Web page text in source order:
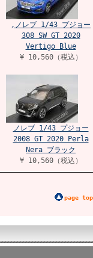
,ノレブ 1/43 プジョー
308 SW GT 2020
Vertigo Blue
¥ 10,560（税込）
ノレブ 1/43 プジョー
2008 GT 2020 Perla
Nera ブラック
¥ 10,560（税込）
page top